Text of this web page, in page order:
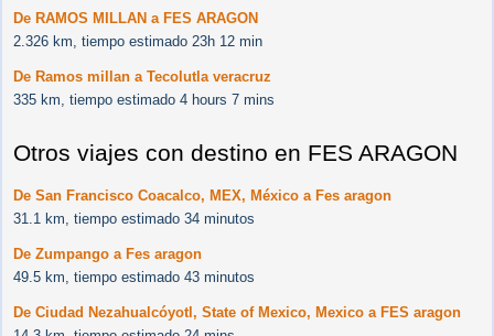
De RAMOS MILLAN a FES ARAGON
2.326 km, tiempo estimado 23h 12 min
De Ramos millan a Tecolutla veracruz
335 km, tiempo estimado 4 hours 7 mins
Otros viajes con destino en FES ARAGON
De San Francisco Coacalco, MEX, México a Fes aragon
31.1 km, tiempo estimado 34 minutos
De Zumpango a Fes aragon
49.5 km, tiempo estimado 43 minutos
De Ciudad Nezahualcóyotl, State of Mexico, Mexico a FES aragon